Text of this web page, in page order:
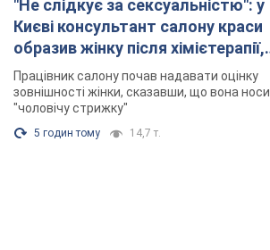
"Не слідкує за сексуальністю": у
Києві консультант салону краси
образив жінку після хімієтерапії,
розгорівся скандал. Фото
Працівник салону почав надавати оцінку
зовнішності жінки, сказавши, що вона
"чоловічу стрижку"
5 годин тому 14,7 т.